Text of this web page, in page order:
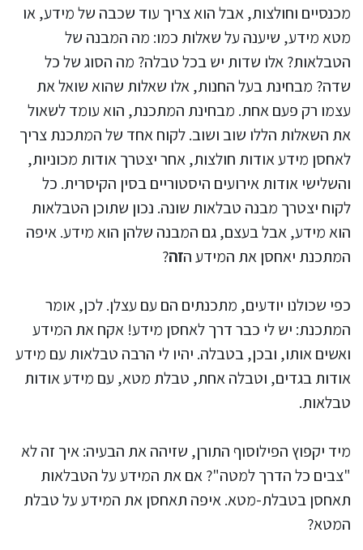
מכנסיים וחולצות, אבל הוא צריך עוד שכבה של מידע, או
מטא מידע, שיענה על שאלות כמו: מה המבנה של
הטבלאות? אלו שדות יש בכל טבלה? מה הסוג של כל
שדה? מבחינת בעל החנות, אלו שאלות שהוא שואל את
עצמו רק פעם אחת. מבחינת המתכנת, הוא עומד לשאול
את השאלות הללו שוב ושוב. לקוח אחד של המתכנת צריך
לאחסן מידע אודות חולצות, אחר יצטרך אודות מכוניות,
והשלישי אודות אירועים היסטוריים בסין הקיסרית. כל
לקוח יצטרך מבנה טבלאות שונה. נכון שתוכן הטבלאות
הוא מידע, אבל בעצם, גם המבנה שלהן הוא מידע. איפה
המתכנת יאחסן את המידע הזה?
כפי שכולנו יודעים, מתכנתים הם עם עצלן. לכן, אומר
המתכנת: יש לי כבר דרך לאחסן מידע! אקח את המידע
ואשים אותו, ובכן, בטבלה. יהיו לי הרבה טבלאות עם מידע
אודות בגדים, וטבלה אחת, טבלת מטא, עם מידע אודות
טבלאות.
מיד יקפוץ הפילוסוף התורן, שזיהה את הבעיה: איך זה לא
"צבים כל הדרך למטה"? אם את המידע על הטבלאות
תאחסן בטבלת-מטא. איפה תאחסן את המידע על טבלת
המטא?